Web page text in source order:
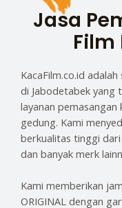
Jasa
Film
KacaFilm.co.id
di Jabodetabek yang
layanan
gedung. Kami
berkualitas tinggi
dan banyak merk
Kami memberikan
ORIGINAL dengan